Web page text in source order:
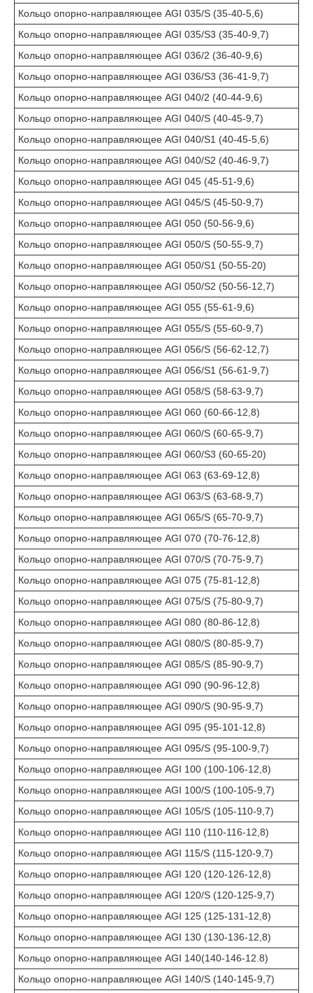
Кольцо опорно-направляющее AGI 035/S (35-40-5,6)
Кольцо опорно-направляющее AGI 035/S3 (35-40-9,7)
Кольцо опорно-направляющее AGI 036/2 (36-40-9,6)
Кольцо опорно-направляющее AGI 036/S3 (36-41-9,7)
Кольцо опорно-направляющее AGI 040/2 (40-44-9,6)
Кольцо опорно-направляющее AGI 040/S (40-45-9,7)
Кольцо опорно-направляющее AGI 040/S1 (40-45-5,6)
Кольцо опорно-направляющее AGI 040/S2 (40-46-9,7)
Кольцо опорно-направляющее AGI 045 (45-51-9,6)
Кольцо опорно-направляющее AGI 045/S (45-50-9,7)
Кольцо опорно-направляющее AGI 050 (50-56-9,6)
Кольцо опорно-направляющее AGI 050/S (50-55-9,7)
Кольцо опорно-направляющее AGI 050/S1 (50-55-20)
Кольцо опорно-направляющее AGI 050/S2 (50-56-12,7)
Кольцо опорно-направляющее AGI 055 (55-61-9,6)
Кольцо опорно-направляющее AGI 055/S (55-60-9,7)
Кольцо опорно-направляющее AGI 056/S (56-62-12,7)
Кольцо опорно-направляющее AGI 056/S1 (56-61-9,7)
Кольцо опорно-направляющее AGI 058/S (58-63-9,7)
Кольцо опорно-направляющее AGI 060 (60-66-12,8)
Кольцо опорно-направляющее AGI 060/S (60-65-9,7)
Кольцо опорно-направляющее AGI 060/S3 (60-65-20)
Кольцо опорно-направляющее AGI 063 (63-69-12,8)
Кольцо опорно-направляющее AGI 063/S (63-68-9,7)
Кольцо опорно-направляющее AGI 065/S (65-70-9,7)
Кольцо опорно-направляющее AGI 070 (70-76-12,8)
Кольцо опорно-направляющее AGI 070/S (70-75-9,7)
Кольцо опорно-направляющее AGI 075 (75-81-12,8)
Кольцо опорно-направляющее AGI 075/S (75-80-9,7)
Кольцо опорно-направляющее AGI 080 (80-86-12,8)
Кольцо опорно-направляющее AGI 080/S (80-85-9,7)
Кольцо опорно-направляющее AGI 085/S (85-90-9,7)
Кольцо опорно-направляющее AGI 090 (90-96-12,8)
Кольцо опорно-направляющее AGI 090/S (90-95-9,7)
Кольцо опорно-направляющее AGI 095 (95-101-12,8)
Кольцо опорно-направляющее AGI 095/S (95-100-9,7)
Кольцо опорно-направляющее AGI 100 (100-106-12,8)
Кольцо опорно-направляющее AGI 100/S (100-105-9,7)
Кольцо опорно-направляющее AGI 105/S (105-110-9,7)
Кольцо опорно-направляющее AGI 110 (110-116-12,8)
Кольцо опорно-направляющее AGI 115/S (115-120-9,7)
Кольцо опорно-направляющее AGI 120 (120-126-12,8)
Кольцо опорно-направляющее AGI 120/S (120-125-9,7)
Кольцо опорно-направляющее AGI 125 (125-131-12,8)
Кольцо опорно-направляющее AGI 130 (130-136-12,8)
Кольцо опорно-направляющее AGI 140(140-146-12.8)
Кольцо опорно-направляющее AGI 140/S (140-145-9,7)